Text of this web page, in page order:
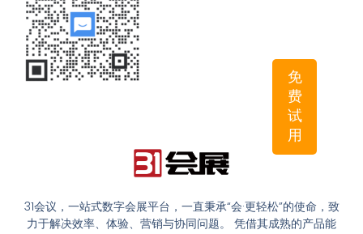
免
费
试
用
31会议，一站式数字会展平台，一直秉承“会·更轻松”的使命，致
力于解决效率、体验、营销与协同问题。 凭借其成熟的产品能